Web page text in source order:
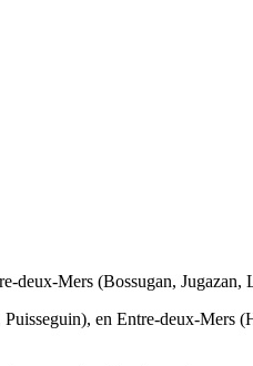
deux-Mers (Bossugan, Jugazan,
en Entre-deux-Mers